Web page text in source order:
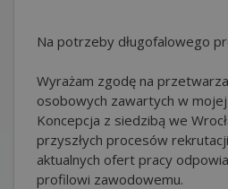
Na potrzeby długofalowego
Wyrażam zgodę na
osobowych zawartych w
Koncepcja z siedzibą we
przyszłych procesów
aktualnych ofert pracy
profilowi zawodowemu.